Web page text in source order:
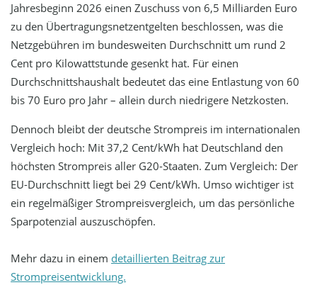
Jahresbeginn 2026 einen Zuschuss von 6,5 Milliarden Euro
zu den Übertragungsnetzentgelten beschlossen, was die
Netzgebühren im bundesweiten Durchschnitt um rund 2
Cent pro Kilowattstunde gesenkt hat. Für einen
Durchschnittshaushalt bedeutet das eine Entlastung von 60
bis 70 Euro pro Jahr – allein durch niedrigere Netzkosten.
Dennoch bleibt der deutsche Strompreis im internationalen
Vergleich hoch: Mit 37,2 Cent/kWh hat Deutschland den
höchsten Strompreis aller G20-Staaten. Zum Vergleich: Der
EU-Durchschnitt liegt bei 29 Cent/kWh. Umso wichtiger ist
ein regelmäßiger Strompreisvergleich, um das persönliche
Sparpotenzial auszuschöpfen.
Mehr dazu in einem detaillierten Beitrag zur
Strompreisentwicklung.